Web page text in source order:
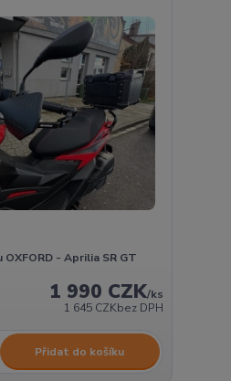
- Aprilia SR GT
1 990 CZK/ks
1 645 CZKbez DPH
Přidat do košíku